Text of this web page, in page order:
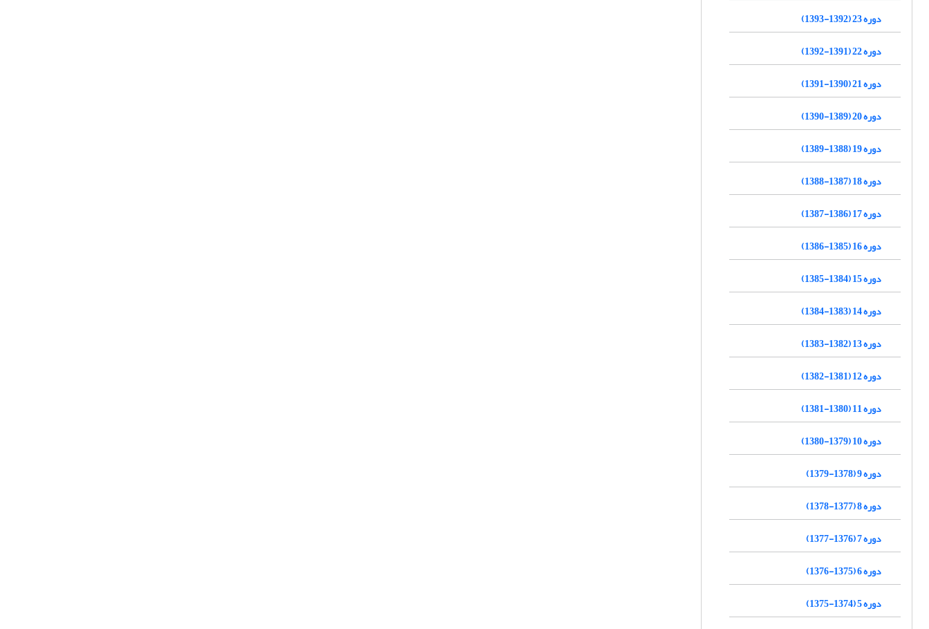
دوره 23 (1392-1393)
دوره 22 (1391-1392)
دوره 21 (1390-1391)
دوره 20 (1389-1390)
دوره 19 (1388-1389)
دوره 18 (1387-1388)
دوره 17 (1386-1387)
دوره 16 (1385-1386)
دوره 15 (1384-1385)
دوره 14 (1383-1384)
دوره 13 (1382-1383)
دوره 12 (1381-1382)
دوره 11 (1380-1381)
دوره 10 (1379-1380)
دوره 9 (1378-1379)
دوره 8 (1377-1378)
دوره 7 (1376-1377)
دوره 6 (1375-1376)
دوره 5 (1374-1375)